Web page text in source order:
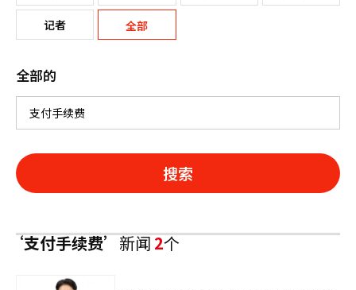
记者 全部
全部的
搜索
‘支付手续费’新闻2个